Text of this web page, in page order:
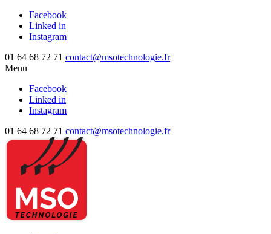
Facebook
Linked in
Instagram
01 64 68 72 71 contact@msotechnologie.fr
Menu
Facebook
Linked in
Instagram
01 64 68 72 71 contact@msotechnologie.fr